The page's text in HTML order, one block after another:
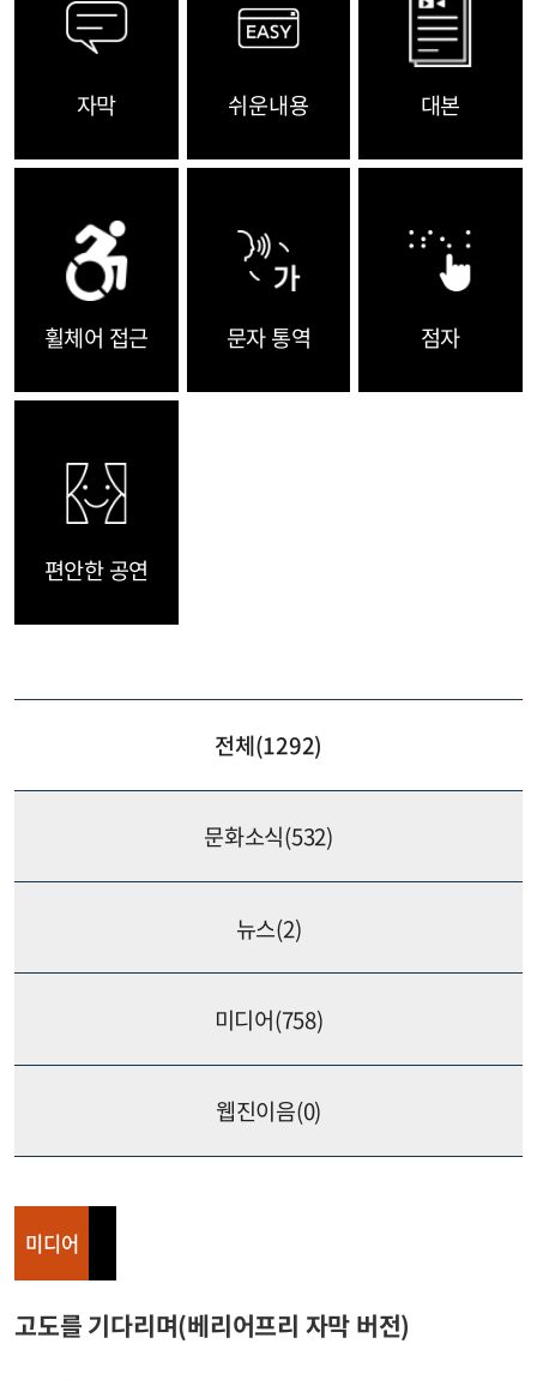
자막 쉬운내용 대본
휠체어 접근 문자 통역 점자
편안한 공연
전체(1292)
문화소식(532)
뉴스(2)
미디어(758)
웹진이음(0)
미디어
고도를 기다리며(베리어프리 자막 버전)